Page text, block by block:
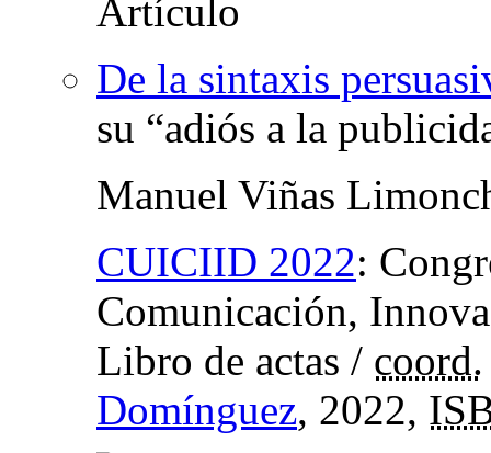
De la sintaxis
su “adiós a la
Manuel Viñas
CUICIID 2022:
Comunicación,
Libro de actas / coord.
Domínguez, 2022,